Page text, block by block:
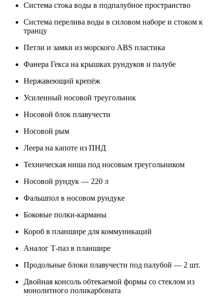
Система стока воды в подпалубное пространство
Система перелива воды в силовом наборе и стоком к
транцу
Петли и замки из морского ABS пластика
Фанера Гекса на крышках рундуков и палубе
Нержавеющий крепёж
Усиленный носовой треугольник
Носовой блок плавучести
Носовой рым
Леера на капоте из ПНД
Техническая ниша под носовым треугольником
Носовой рундук — 220 л
Фальшпол в носовом рундуке
Боковые полки-карманы
Короб в планшире для коммуникаций
Аналог Т-паз в планшире
Продольные блоки плавучести под палубой — 2 шт.
Двойная консоль обтекаемой формы со стеклом из
монолитного поликарбоната